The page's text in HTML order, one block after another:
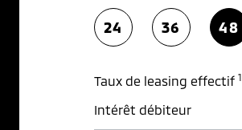
24 36 48
Taux de leasing effectif 1
Intérêt débiteur